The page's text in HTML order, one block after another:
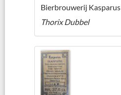
Bierbrouwerij Kasparus
Thorix Dubbel